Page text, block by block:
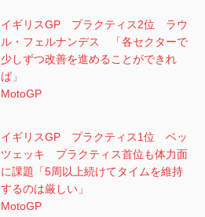
イギリスGP プラクティス2位 ラウ
ル・フェルナンデス 「各セクターで
少しずつ改善を進めることができれ
ば」
MotoGP
イギリスGP プラクティス1位 ベッ
ツェッキ プラクティス首位も体力面
に課題「5周以上続けてタイムを維持
するのは厳しい」
MotoGP